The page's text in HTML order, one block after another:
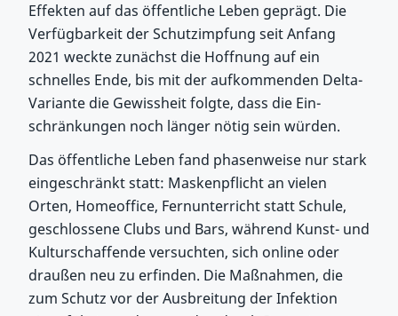
Effekten auf das öffentliche Leben geprägt. Die
Verfügbarkeit der Schutzimpfung seit Anfang
2021 weckte zunächst die Hoffnung auf ein
schnelles Ende, bis mit der aufkommenden Delta-
Variante die Gewissheit folgte, dass die Ein-
schränkungen noch länger nötig sein würden.
Das öffentliche Leben fand phasenweise nur stark
eingeschränkt statt: Maskenpflicht an vielen
Orten, Homeoffice, Fernunterricht statt Schule,
geschlossene Clubs und Bars, während Kunst- und
Kulturschaffende versuchten, sich online oder
draußen neu zu erfinden. Die Maßnahmen, die
zum Schutz vor der Ausbreitung der Infektion